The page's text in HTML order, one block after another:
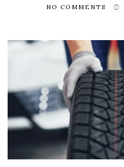
NO COMMENTS